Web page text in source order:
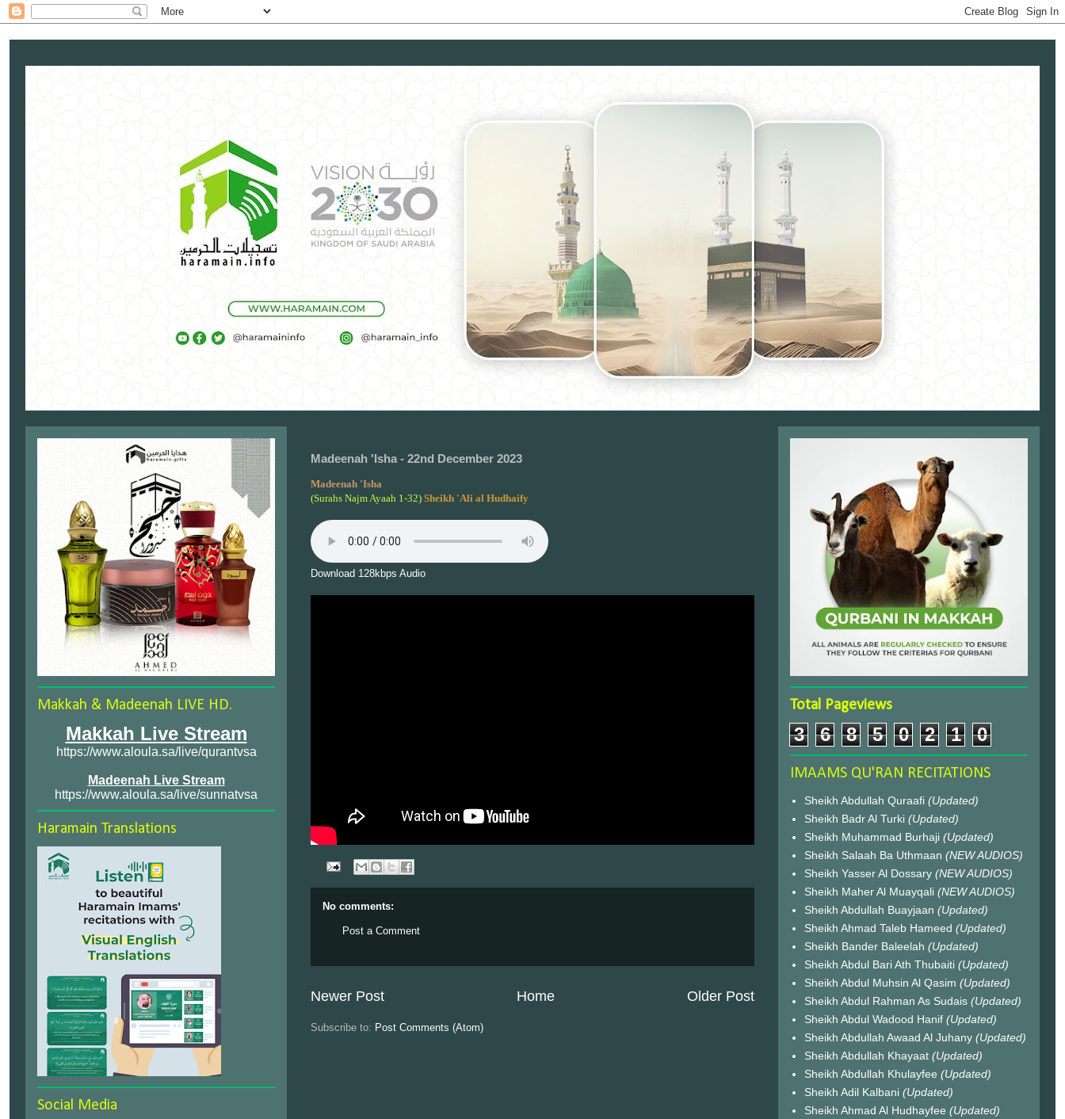
Madeenah 'Isha - 22nd December 2023
Madeenah 'Isha
(Surahs Najm Ayaah 1-32) Sheikh 'Ali al Hudhaify
Download 128kbps Audio
No comments:
Post a Comment
Newer Post Older Post
Home
Subscribe to: Post Comments (Atom)
Makkah & Madeenah LIVE HD.
Makkah Live Stream
https://www.aloula.sa/live/qurantvsa
Madeenah Live Stream
https://www.aloula.sa/live/sunnatvsa
Haramain Translations
Social Media
Total Pageviews
3 6 8 5 0 2 1 0
IMAAMS QU'RAN RECITATIONS
Sheikh Abdullah Quraafi (Updated)
Sheikh Badr Al Turki (Updated)
Sheikh Muhammad Burhaji (Updated)
Sheikh Salaah Ba Uthmaan (NEW AUDIOS)
Sheikh Yasser Al Dossary (NEW AUDIOS)
Sheikh Maher Al Muayqali (NEW AUDIOS)
Sheikh Abdullah Buayjaan (Updated)
Sheikh Ahmad Taleb Hameed (Updated)
Sheikh Bander Baleelah (Updated)
Sheikh Abdul Bari Ath Thubaiti (Updated)
Sheikh Abdul Muhsin Al Qasim (Updated)
Sheikh Abdul Rahman As Sudais (Updated)
Sheikh Abdul Wadood Hanif (Updated)
Sheikh Abdullah Awaad Al Juhany (Updated)
Sheikh Abdullah Khayaat (Updated)
Sheikh Abdullah Khulayfee (Updated)
Sheikh Adil Kalbani (Updated)
Sheikh Ahmad Al Hudhayfee (Updated)